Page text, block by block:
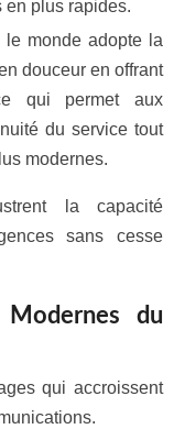
en plus rapides.
le monde adopte la
douceur en offrant
qui permet aux
du service tout
modernes.
la capacité
sans cesse
du
qui accroissent